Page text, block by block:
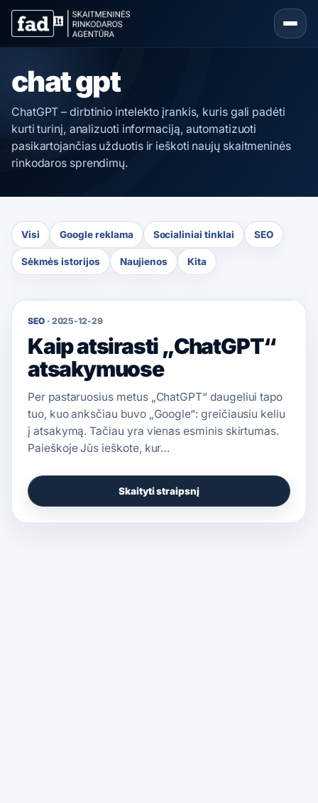
chat gpt
ChatGPT – dirbtinio intelekto įrankis, kuris gali padėti
kurti turinį, analizuoti informaciją, automatizuoti
pasikartojančias užduotis ir ieškoti naujų skaitmeninės
rinkodaros sprendimų.
Visi Google reklama Socialiniai tinklai SEO
Sėkmės istorijos Naujienos Kita
SEO · 2025-12-29
Kaip atsirasti „ChatGPT“
atsakymuose
Per pastaruosius metus „ChatGPT“ daugeliui tapo
tuo, kuo anksčiau buvo „Google“: greičiausiu keliu
į atsakymą. Tačiau yra vienas esminis skirtumas.
Paieškoje Jūs ieškote, kur…
Skaityti straipsnį